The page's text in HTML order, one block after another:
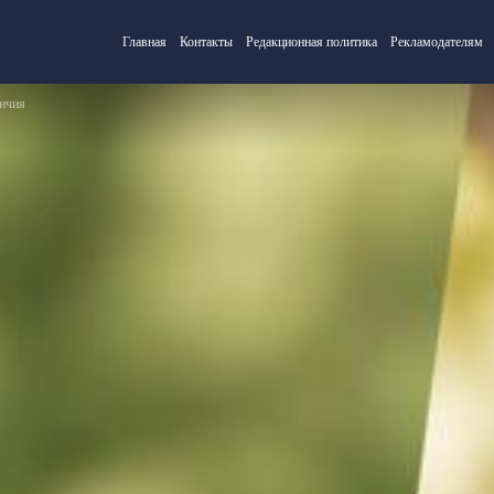
Главная Контакты Редакционная политика Рекламодателям